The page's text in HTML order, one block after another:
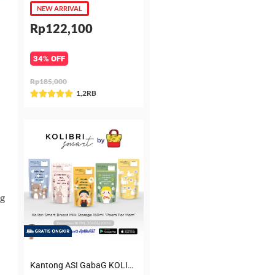
NEW ARRIVAL
Rp122,100
34% OFF
Rp185,000
Rated
of
1,2RB
Kantong ASI GabaG KOLIBRI KASIP 150 ml Poem for Mom